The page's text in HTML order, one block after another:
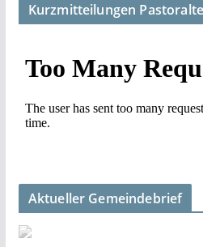
Kurzmitteilungen
Aktueller Gemeindebrief